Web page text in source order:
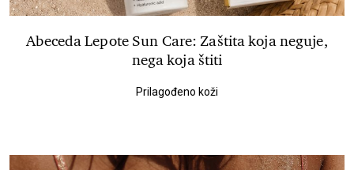
Abeceda Lepote Sun Care: Zaštita koja neguje,
nega koja štiti
Prilagođeno koži